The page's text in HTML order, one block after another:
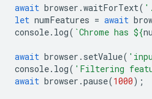
await browser .waitForText(
let numFeatures = await
console. log( `Chrome has ${
await browser . setValue(
console. log( 'Filtering
await browser .pause(1000);